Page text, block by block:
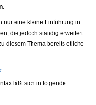
.
nur eine kleine Einführung in
die jedoch ständig erweitert
diesem Thema bereits etliche
läßt sich in folgende